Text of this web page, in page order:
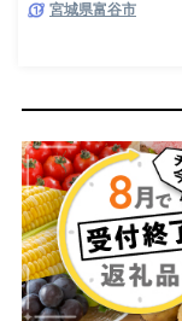
[0256]宮城県富谷市